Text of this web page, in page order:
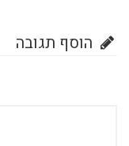
הוסף תגובה